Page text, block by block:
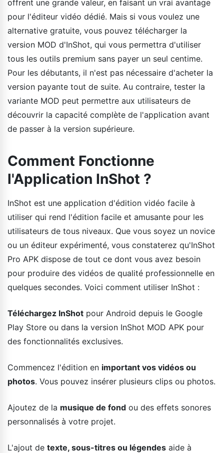
offrent une grande valeur, en faisant un vrai avantage
pour l'éditeur vidéo dédié. Mais si vous voulez une
alternative gratuite, vous pouvez télécharger la
version MOD d'InShot, qui vous permettra d'utiliser
tous les outils premium sans payer un seul centime.
Pour les débutants, il n'est pas nécessaire d'acheter la
version payante tout de suite. Au contraire, tester la
variante MOD peut permettre aux utilisateurs de
découvrir la capacité complète de l'application avant
de passer à la version supérieure.
Comment Fonctionne
l'Application InShot ?
InShot est une application d'édition vidéo facile à
utiliser qui rend l'édition facile et amusante pour les
utilisateurs de tous niveaux. Que vous soyez un novice
ou un éditeur expérimenté, vous constaterez qu'InShot
Pro APK dispose de tout ce dont vous avez besoin
pour produire des vidéos de qualité professionnelle en
quelques secondes. Voici comment utiliser InShot :
Téléchargez InShot pour Android depuis le Google
Play Store ou dans la version InShot MOD APK pour
des fonctionnalités exclusives.
Commencez l'édition en important vos vidéos ou
photos. Vous pouvez insérer plusieurs clips ou photos.
Ajoutez de la musique de fond ou des effets sonores
personnalisés à votre projet.
L'ajout de texte, sous-titres ou légendes aide à